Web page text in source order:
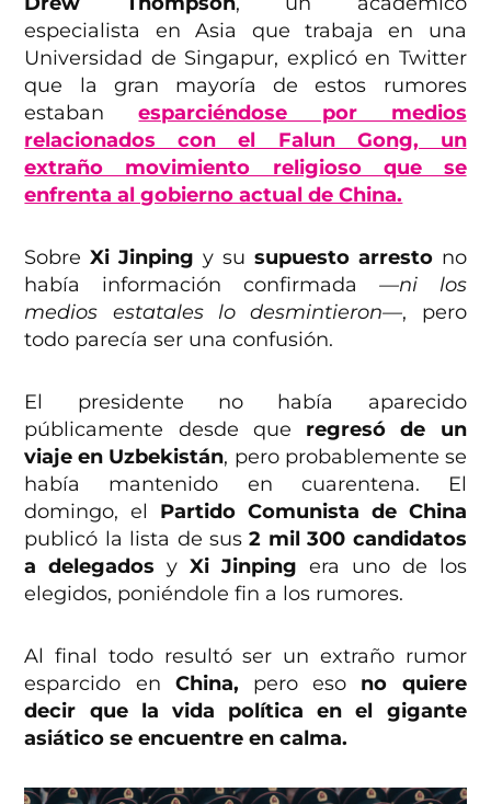
especialista en Asia que trabaja en una
Universidad de Singapur, explicó en Twitter
que la gran mayoría de estos rumores
estabanesparciéndose por medios
relacionados con el Falun Gong, un
extraño movimiento religioso que se
enfrenta al gobierno actual de China.
SobreXi Jinpingy su supuesto arresto no
había información confirmada —ni los
medios estatales lo desmintieron—, pero
todo parecía ser una confusión.
El presidente no había aparecido
públicamente desde que regresó de un
viaje en Uzbekistán, pero probablemente se
había mantenido en cuarentena. El
domingo, el Partido Comunista de China
publicó la lista de sus 2 mil 300 candidatos
a delegadosyXi Jinping era uno de los
elegidos, poniéndole fin a los rumores.
Al final todo resultó ser un extraño rumor
esparcido en China, pero eso no quiere
decir que la vida política en el gigante
asiático se encuentre en calma.